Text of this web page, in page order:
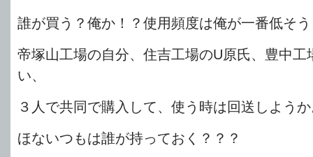
誰が買う？俺か！？使用頻度は俺が一番低そ
帝塚山工場の自分、住吉工場のU原氏、豊中工
い、
３人で共同で購入して、使う時は回送しよう
ほないつもは誰が持っておく？？？